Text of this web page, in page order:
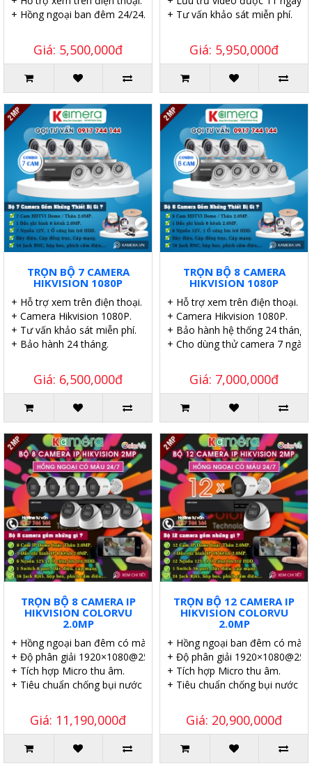
+ Hồng ngoại ban đêm 24/24.
Giá: 5,500,000đ
+ Tư vấn khảo sát miễn phí.
Giá: 5,950,000đ
TRỌN BỘ 7 CAMERA
HIKVISION 1080P
+ Hỗ trợ xem trên điện thoại.
+ Camera Hikvision 1080P.
+ Tư vấn khảo sát miễn phí.
+ Bảo hành 24 tháng.
Giá: 6,500,000đ
TRỌN BỘ 8 CAMERA
HIKVISION 1080P
+ Hỗ trợ xem trên điện thoại.
+ Camera Hikvision 1080P.
+ Bảo hành hệ thống 24 tháng.
+ Cho dùng thử camera 7 ngày.
Giá: 7,000,000đ
TRỌN BỘ 8 CAMERA IP
HIKVISION COLORVU
2.0MP
+ Hồng ngoại ban đêm có màu 24/7.
+ Độ phân giải 1920×1080@25fps.
+ Tích hợp Micro thu âm.
+ Tiêu chuẩn chống bụi nước IP67.
Giá: 11,190,000đ
TRỌN BỘ 12 CAMERA IP
HIKVISION COLORVU
2.0MP
+ Hồng ngoại ban đêm có màu
+ Độ phân giải
+ Tích hợp Micro thu âm.
+ Tiêu chuẩn chống bụi nước
Giá: 20,900,000đ